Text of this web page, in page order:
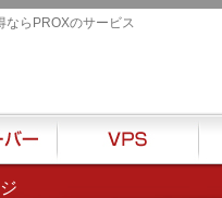
ならPROXのサービス